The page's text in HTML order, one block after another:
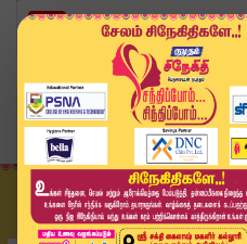
Home
இந்தியா
நடிகர் பிரகாஷ்ராஜ் மீது